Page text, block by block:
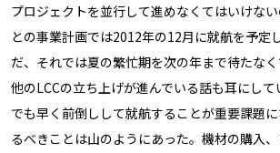
プロジェクトを並行して進めなくてはいけな
との事業計画では2012年の12月に就航を予定
だ、それでは夏の繁忙期を次の年まで待たなく
他のLCCの立ち上げが進んでいる話も耳にして
でも早く前倒しして就航することが重要課題
るべきことは山のようにあった。機材の購入